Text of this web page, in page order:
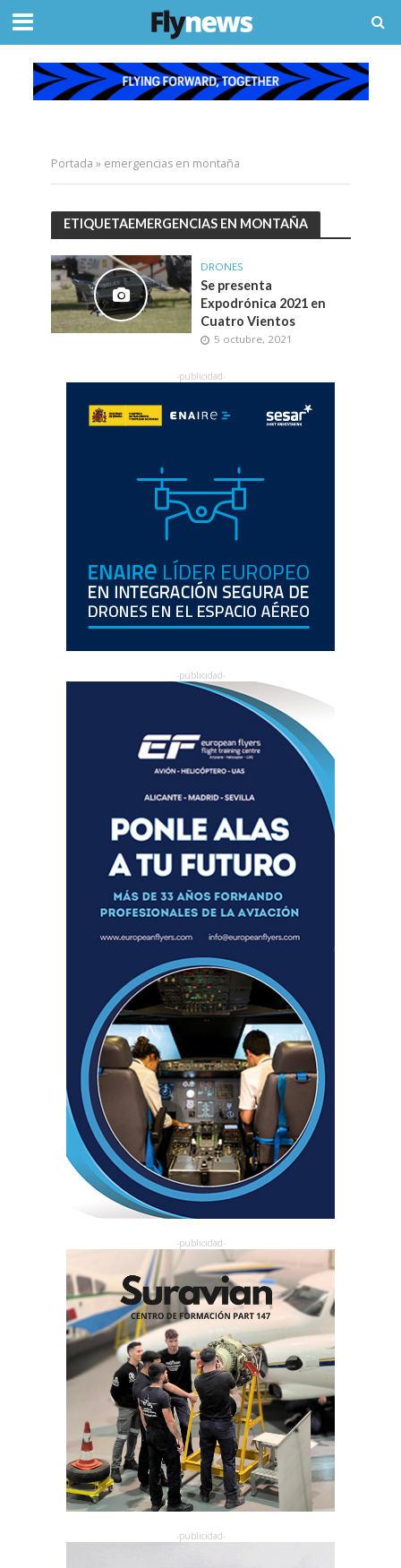
Portada » emergencias en montaña
ETIQUETAEMERGENCIAS EN MONTAÑA
DRONES
Se presenta
Expodrónica 2021 en
Cuatro Vientos
5 octubre, 2021